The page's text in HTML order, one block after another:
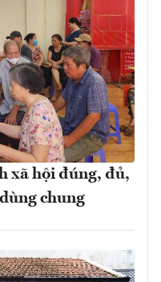
xã hội đúng, đủ,
chung